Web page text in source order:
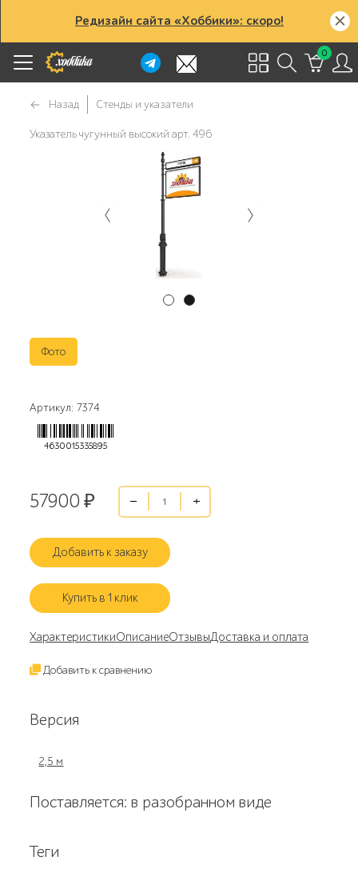
Редизайн сайта «Хоббики»: скоро!
0
Назад Стенды и указатели
Указатель чугунный высокий арт. 496
Фото
Артикул: 7374
4630015335895
57900 ₽
Добавить к заказу
Купить в 1 клик
ХарактеристикиОписаниеОтзывыДоставка и оплата
Добавить к сравнению
Версия
2,5 м
Поставляется: в разобранном виде
Теги